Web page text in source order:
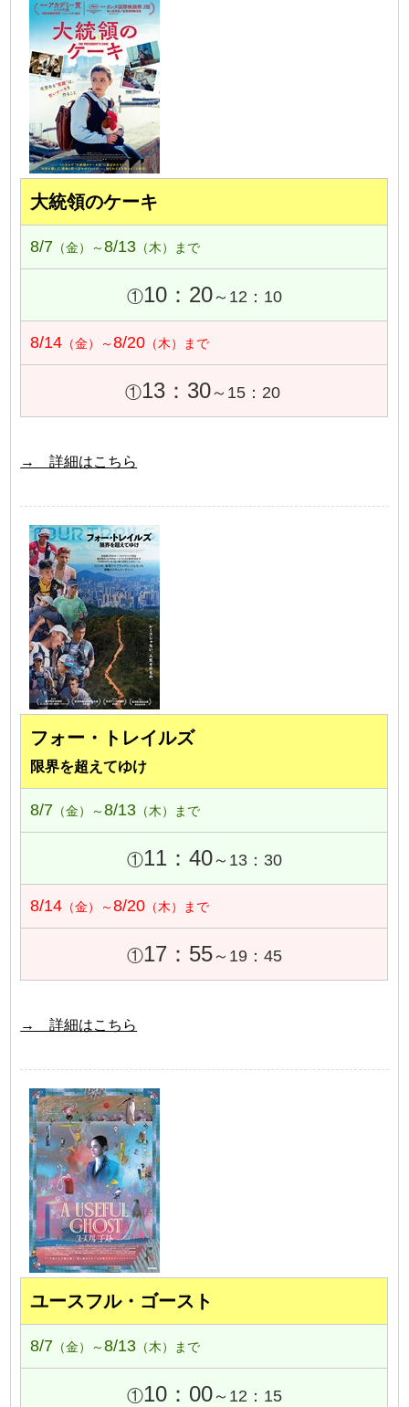
大統領のケーキ
8/7 （金）～8/13 （木）まで
①10：20～12：10
8/14 （金）～8/20 （木）まで
①13：30～15：20
→ 詳細はこちら
フォー・トレイルズ
限界を超えてゆけ
8/7 （金）～8/13 （木）まで
①11：40～13：30
8/14 （金）～8/20 （木）まで
①17：55～19：45
→ 詳細はこちら
ユースフル・ゴースト
8/7 （金）～8/13 （木）まで
①10：00～12：15